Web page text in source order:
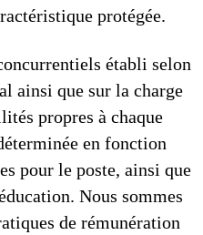
protégée.
établi selon
ainsi que sur la charge
propres à chaque
en fonction
pour le poste, ainsi que
Nous sommes
de rémunération